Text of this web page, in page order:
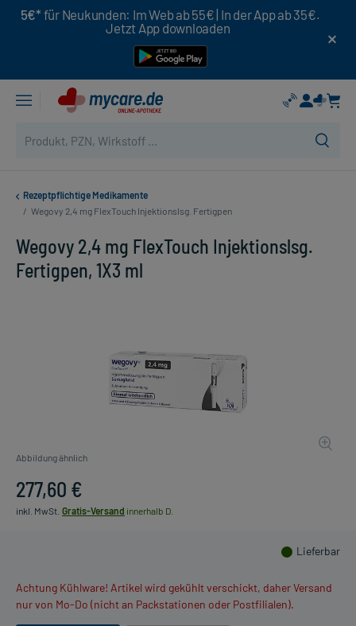
5€* für Neukunden: Im Web ab 55€ | In der App ab 35€.
Jetzt App downloaden
Rezeptpflichtige Medikamente
/ Wegovy 2,4 mg FlexTouch Injektionslsg. Fertigpen
Wegovy 2,4 mg FlexTouch Injektionslsg.
Fertigpen, 1X3 ml
Abbildung ähnlich
277,60 €
inkl. MwSt. Gratis-Versand innerhalb D.
Lieferbar
Achtung Kühlware! Artikel wird gekühlt verschickt, daher Versand
nur von Mo-Do (nicht an Packstationen oder Postfilialen).